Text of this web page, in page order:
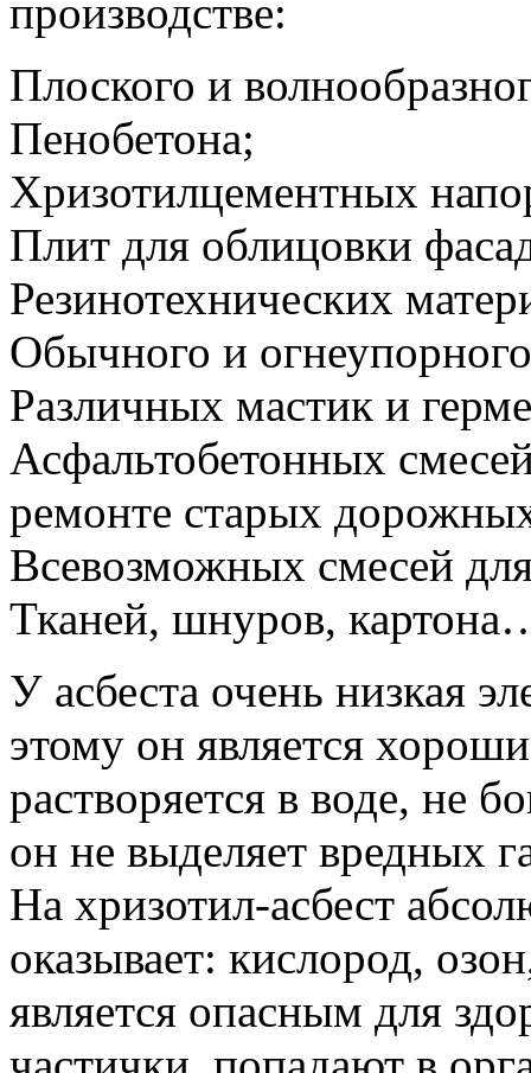
производстве:
Плоского и
Пенобетона;
Хризотилцементных
Плит для облицовки
Резинотехнических
Обычного и
Различных мастик и
Асфальтобетонных
ремонте старых
Всевозможных смесей
Тканей, шнуров,
У асбеста очень низкая
этому он является
растворяется в воде, не
он не выделяет вредных
На хризотил-асбест
оказывает: кислород,
является опасным для